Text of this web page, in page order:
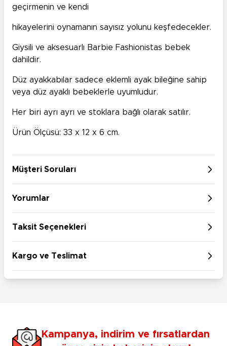
geçirmenin ve kendi
hikayelerini oynamanın sayısız yolunu keşfedecekler.
Giysili ve aksesuarlı Barbie Fashionistas bebek
dahildir.
Düz ayakkabılar sadece eklemli ayak bileğine sahip
veya düz ayaklı bebeklerle uyumludur.
Her biri ayrı ayrı ve stoklara bağlı olarak satılır.
Ürün Ölçüsü: 33 x 12 x 6 cm.
Müşteri Soruları
Yorumlar
Taksit Seçenekleri
Kargo ve Teslimat
Kampanya, indirim ve fırsatlardan